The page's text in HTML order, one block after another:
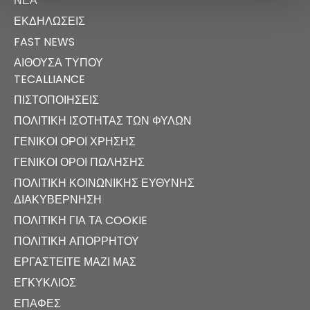
ΕΚΔΗΛΏΣΕΙΣ
FAST NEWS
ΑΊΘΟΥΣΑ ΤΎΠΟΥ
TECALLIANCE
ΠΙΣΤΟΠΟΙΉΣΕΙΣ
ΠΟΛΙΤΙΚΉ ΙΣΌΤΗΤΑΣ ΤΩΝ ΦΎΛΩΝ
ΓΕΝΙΚΟΊ ΌΡΟΙ ΧΡΉΣΗΣ
ΓΕΝΙΚΟΊ ΌΡΟΙ ΠΏΛΗΣΗΣ
ΠΟΛΙΤΙΚΉ ΚΟΙΝΩΝΙΚΉΣ ΕΥΘΎΝΗΣ
ΔΙΑΚΥΒΈΡΝΗΣΗ
ΠΟΛΙΤΙΚΉ ΓΙΑ ΤΑ COOKIE
ΠΟΛΙΤΙΚΉ ΑΠΟΡΡΉΤΟΥ
ΕΡΓΑΣΤΕΊΤΕ ΜΑΖΊ ΜΑΣ
ΕΓΚΎΚΛΙΟΣ
ΕΠΑΦΈΣ